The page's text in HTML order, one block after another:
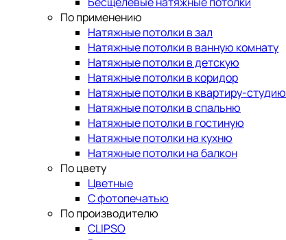
По применению
Натяжные потолки в зал
Натяжные потолки в ванную комнату
Натяжные потолки в детскую
Натяжные потолки в коридор
Натяжные потолки в квартиру-студию
Натяжные потолки в спальню
Натяжные потолки в гостиную
Натяжные потолки на кухню
Натяжные потолки на балкон
По цвету
Цветные
С фотопечатью
По производителю
CLIPSO